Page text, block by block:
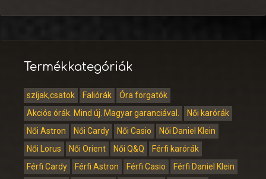
Termékkategóriák
szíjak,csatok Faliórák
Óra forgatók
Akciós órák. Mind új. Magyar garanciával.
Női karórák
Női Astron
Női Cardy Női Casio
Női Daniel Klein
Női Lorus
Női Orient Női Q&Q
Férfi karórák
Férfi Cardy
Férfi Astron Férfi Casio
Férfi Daniel Klein